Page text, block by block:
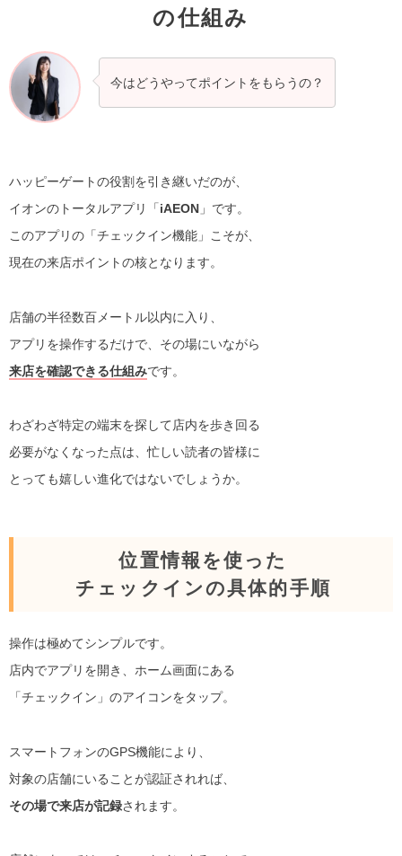
の仕組み
今はどうやってポイントをもらうの？
ハッピーゲートの役割を引き継いだのが、
イオンのトータルアプリ「iAEON 」です。
このアプリの「チェックイン機能」こそが、
現在の来店ポイントの核となります。
店舗の半径数百メートル以内に入り、
アプリを操作するだけで、その場にいながら
来店を確認できる仕組みです。
わざわざ特定の端末を探して店内を歩き回る
必要がなくなった点は、忙しい読者の皆様に
とっても嬉しい進化ではないでしょうか。
位置情報を使った
チェックインの具体的手順
操作は極めてシンプルです。
店内でアプリを開き、ホーム画面にある
「チェックイン」のアイコンをタップ。
スマートフォンのGPS機能により、
対象の店舗にいることが認証されれば、
その場で来店が記録されます。